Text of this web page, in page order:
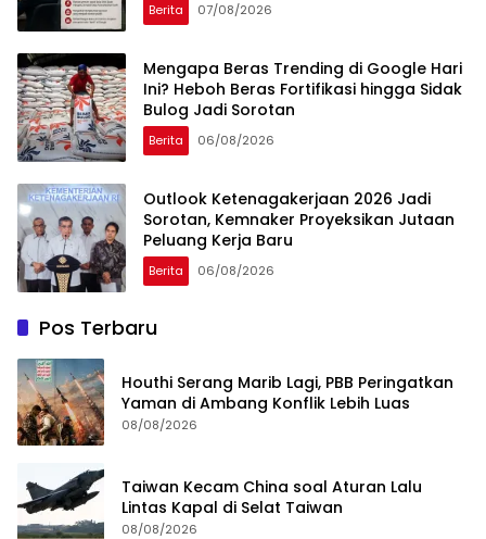
Berita 07/08/2026
Mengapa Beras Trending di Google Hari
Ini? Heboh Beras Fortifikasi hingga Sidak
Bulog Jadi Sorotan
Berita 06/08/2026
Outlook Ketenagakerjaan 2026 Jadi
Sorotan, Kemnaker Proyeksikan Jutaan
Peluang Kerja Baru
Berita 06/08/2026
Pos Terbaru
Houthi Serang Marib Lagi, PBB Peringatkan
Yaman di Ambang Konflik Lebih Luas
08/08/2026
Taiwan Kecam China soal Aturan Lalu
Lintas Kapal di Selat Taiwan
08/08/2026